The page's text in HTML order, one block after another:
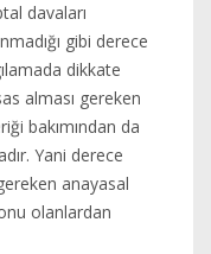
davaları
gibi derece
dikkate
alması gereken
bakımından da
Yani derece
anayasal
olanlardan